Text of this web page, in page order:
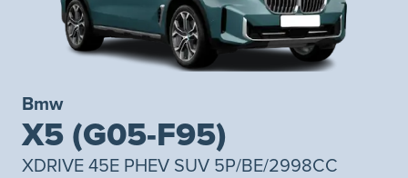
Bmw
X5 (G05-F95)
XDRIVE 45E PHEV SUV 5P/BE/2998CC